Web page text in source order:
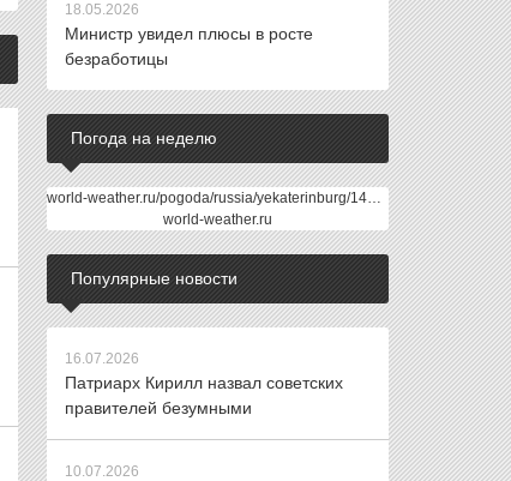
18.05.2026
Министр увидел плюсы в росте
безработицы
Погода на неделю
world-weather.ru/pogoda/russia/yekaterinburg/14days/
world-weather.ru
Популярные новости
16.07.2026
Патриарх Кирилл назвал советских
правителей безумными
10.07.2026